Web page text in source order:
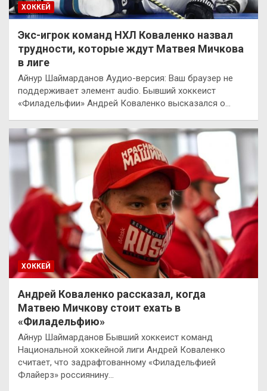
ХОККЕЙ
Экс-игрок команд НХЛ Коваленко назвал
трудности, которые ждут Матвея Мичкова
в лиге
Айнур Шаймарданов Аудио-версия: Ваш браузер не
поддерживает элемент audio. Бывший хоккеист
«Филадельфии» Андрей Коваленко высказался о…
ХОККЕЙ
Андрей Коваленко рассказал, когда
Матвею Мичкову стоит ехать в
«Филадельфию»
Айнур Шаймарданов Бывший хоккеист команд
Национальной хоккейной лиги Андрей Коваленко
считает, что задрафтованному «Филадельфией
Флайерз» россиянину…